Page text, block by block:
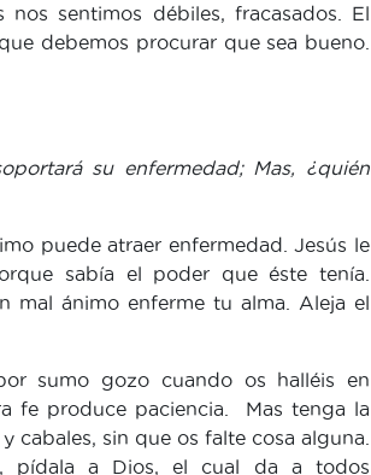
sentimos débiles, fracasados. El
debemos procurar que sea bueno.
su enfermedad; Mas, ¿quién
puede atraer enfermedad. Jesús le
sabía el poder que éste tenía.
mal ánimo enferme tu alma. Aleja el
sumo gozo cuando os halléis en
fe produce paciencia. Mas tenga la
cabales, sin que os falte cosa alguna.
pídala a Dios, el cual da a todos